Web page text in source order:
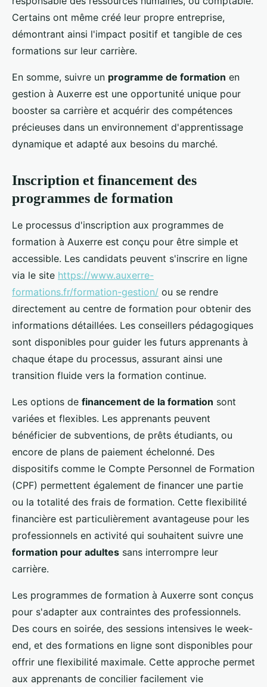
Certains ont même créé leur propre entreprise,
démontrant ainsi l'impact positif et tangible de ces
formations sur leur carrière.
En somme, suivre un programme de formation en
gestion à Auxerre est une opportunité unique pour
booster sa carrière et acquérir des compétences
précieuses dans un environnement d'apprentissage
dynamique et adapté aux besoins du marché.
Inscription et financement des
programmes de formation
Le processus d'inscription aux programmes de
formation à Auxerre est conçu pour être simple et
accessible. Les candidats peuvent s'inscrire en ligne
via le site https://www.auxerre-
formations.fr/formation-gestion/ ou se rendre
directement au centre de formation pour obtenir des
informations détaillées. Les conseillers pédagogiques
sont disponibles pour guider les futurs apprenants à
chaque étape du processus, assurant ainsi une
transition fluide vers la formation continue.
Les options de financement de la formation sont
variées et flexibles. Les apprenants peuvent
bénéficier de subventions, de prêts étudiants, ou
encore de plans de paiement échelonné. Des
dispositifs comme le Compte Personnel de Formation
(CPF) permettent également de financer une partie
ou la totalité des frais de formation. Cette flexibilité
financière est particulièrement avantageuse pour les
professionnels en activité qui souhaitent suivre une
formation pour adultes sans interrompre leur
carrière.
Les programmes de formation à Auxerre sont conçus
pour s'adapter aux contraintes des professionnels.
Des cours en soirée, des sessions intensives le week-
end, et des formations en ligne sont disponibles pour
offrir une flexibilité maximale. Cette approche permet
aux apprenants de concilier facilement vie